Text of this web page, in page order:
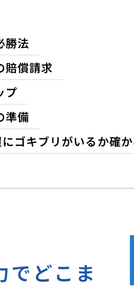
勝法
賠償請求
プ
準備
ゴキブリがいるか確
でどこま